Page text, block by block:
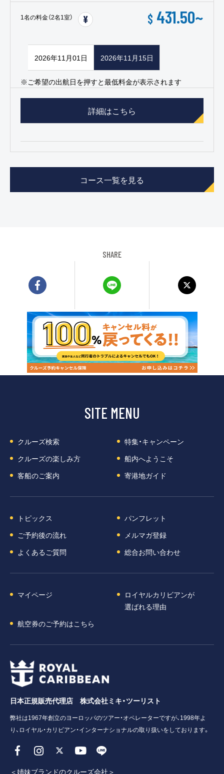
1名の料金（2名1室） $ 431.50~
2026年11月01日 2026年11月15日
※ご希望の出航日を押すと最低料金が表示されます
詳細はこちら
コース一覧を見る
SHARE
SITE MENU
クルーズ検索
特集・キャンペーン
クルーズの楽しみ方
船内へようこそ
客船のご案内
寄港地ガイド
トピックス
パンフレット
ご予約後の流れ
メルマガ登録
よくあるご質問
総合お問い合わせ
マイページ
ロイヤルカリビアンが
選ばれる理由
航空券のご予約はこちら
日本正規販売代理店 株式会社ミキ・ツーリスト
弊社は1967年創立のヨーロッパのツアー・オペレーターですが、1998年よ
り、ロイヤル・カリビアン・インターナショナルの取り扱いをしております。
＜姉妹ブランドのクルーズ会社＞